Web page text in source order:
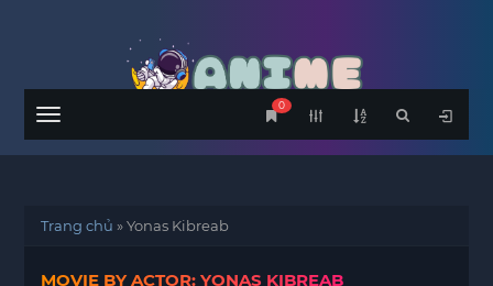
Menu
0
Trang chủ »Yonas Kibreab
MOVIE BY ACTOR: YONAS KIBREAB